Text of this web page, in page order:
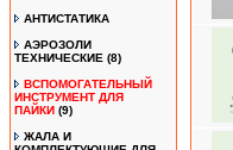
АНТИСТАТИКА
АЭРОЗОЛИ
ТЕХНИЧЕСКИЕ (8)
ВСПОМОГАТЕЛЬНЫЙ
ИНСТРУМЕНТ ДЛЯ
ПАЙКИ (9)
ЖАЛА И